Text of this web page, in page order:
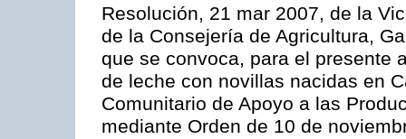
Resolución, 21 mar 2007, de la
de la Consejería de Agricultura,
que se convoca, para el presente
de leche con novillas nacidas en
Comunitario de Apoyo a las
mediante Orden de 10 de